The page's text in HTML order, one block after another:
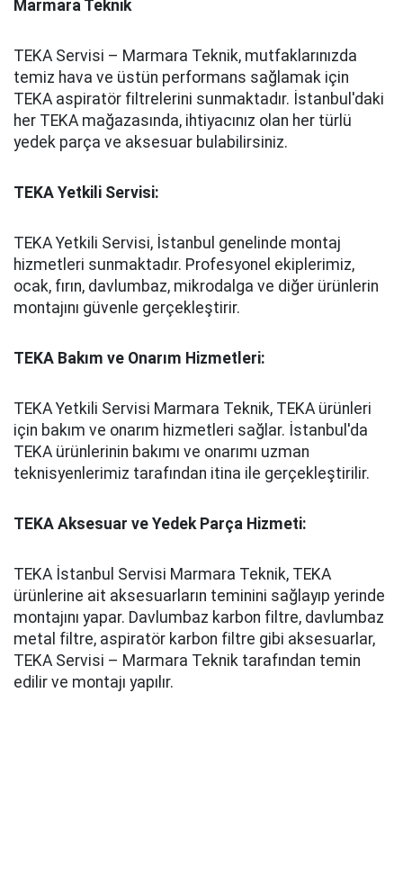
Marmara Teknik
TEKA Servisi – Marmara Teknik, mutfaklarınızda
temiz hava ve üstün performans sağlamak için
TEKA aspiratör filtrelerini sunmaktadır. İstanbul'daki
her TEKA mağazasında, ihtiyacınız olan her türlü
yedek parça ve aksesuar bulabilirsiniz.
TEKA Yetkili Servisi:
TEKA Yetkili Servisi, İstanbul genelinde montaj
hizmetleri sunmaktadır. Profesyonel ekiplerimiz,
ocak, fırın, davlumbaz, mikrodalga ve diğer ürünlerin
montajını güvenle gerçekleştirir.
TEKA Bakım ve Onarım Hizmetleri:
TEKA Yetkili Servisi Marmara Teknik, TEKA ürünleri
için bakım ve onarım hizmetleri sağlar. İstanbul'da
TEKA ürünlerinin bakımı ve onarımı uzman
teknisyenlerimiz tarafından itina ile gerçekleştirilir.
TEKA Aksesuar ve Yedek Parça Hizmeti:
TEKA İstanbul Servisi Marmara Teknik, TEKA
ürünlerine ait aksesuarların teminini sağlayıp yerinde
montajını yapar. Davlumbaz karbon filtre, davlumbaz
metal filtre, aspiratör karbon filtre gibi aksesuarlar,
TEKA Servisi – Marmara Teknik tarafından temin
edilir ve montajı yapılır.